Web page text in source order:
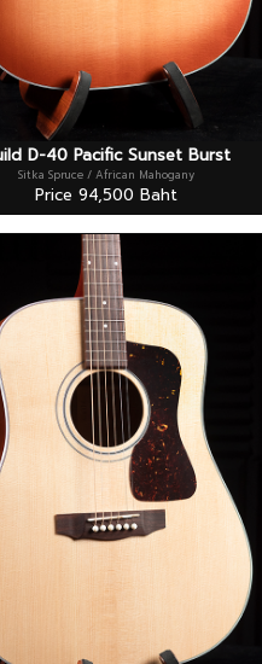
D-40 Pacific Sunset Burst
Sitka Spruce / African Mahogany
Price 94,500 Baht